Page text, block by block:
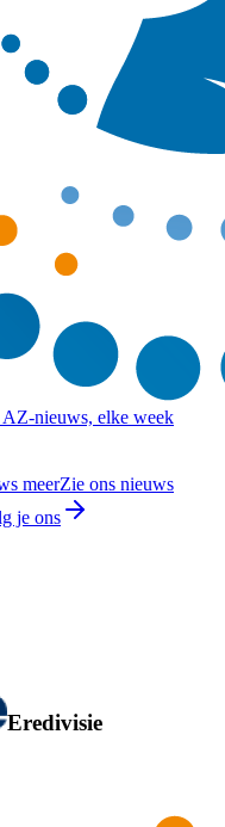
AZ-nieuws, elke week
meerZie ons nieuws
je ons
Eredivisie